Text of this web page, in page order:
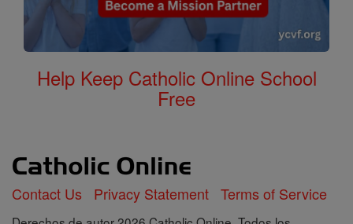
Help Keep Catholic Online School
Free
Contact Us Privacy Statement Terms of Service